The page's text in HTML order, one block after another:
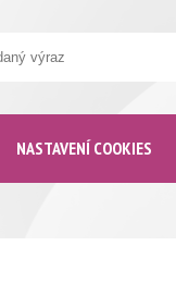
NASTAVENÍ COOKIES